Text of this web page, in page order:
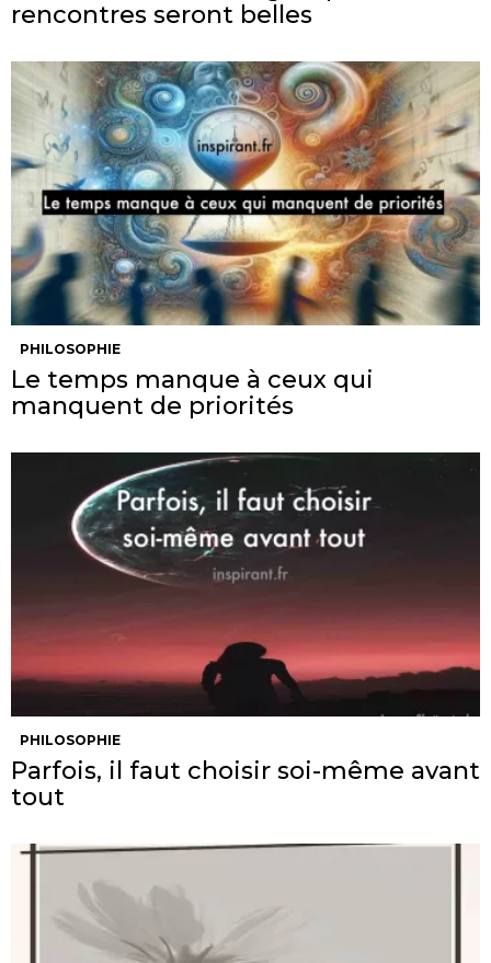
rencontres seront belles
PHILOSOPHIE
Le temps manque à ceux qui
manquent de priorités
PHILOSOPHIE
Parfois, il faut choisir soi-même avant
tout